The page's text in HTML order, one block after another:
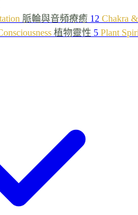
脈輪與音頻療癒 12 Chakra &
植物靈性 5 Plant